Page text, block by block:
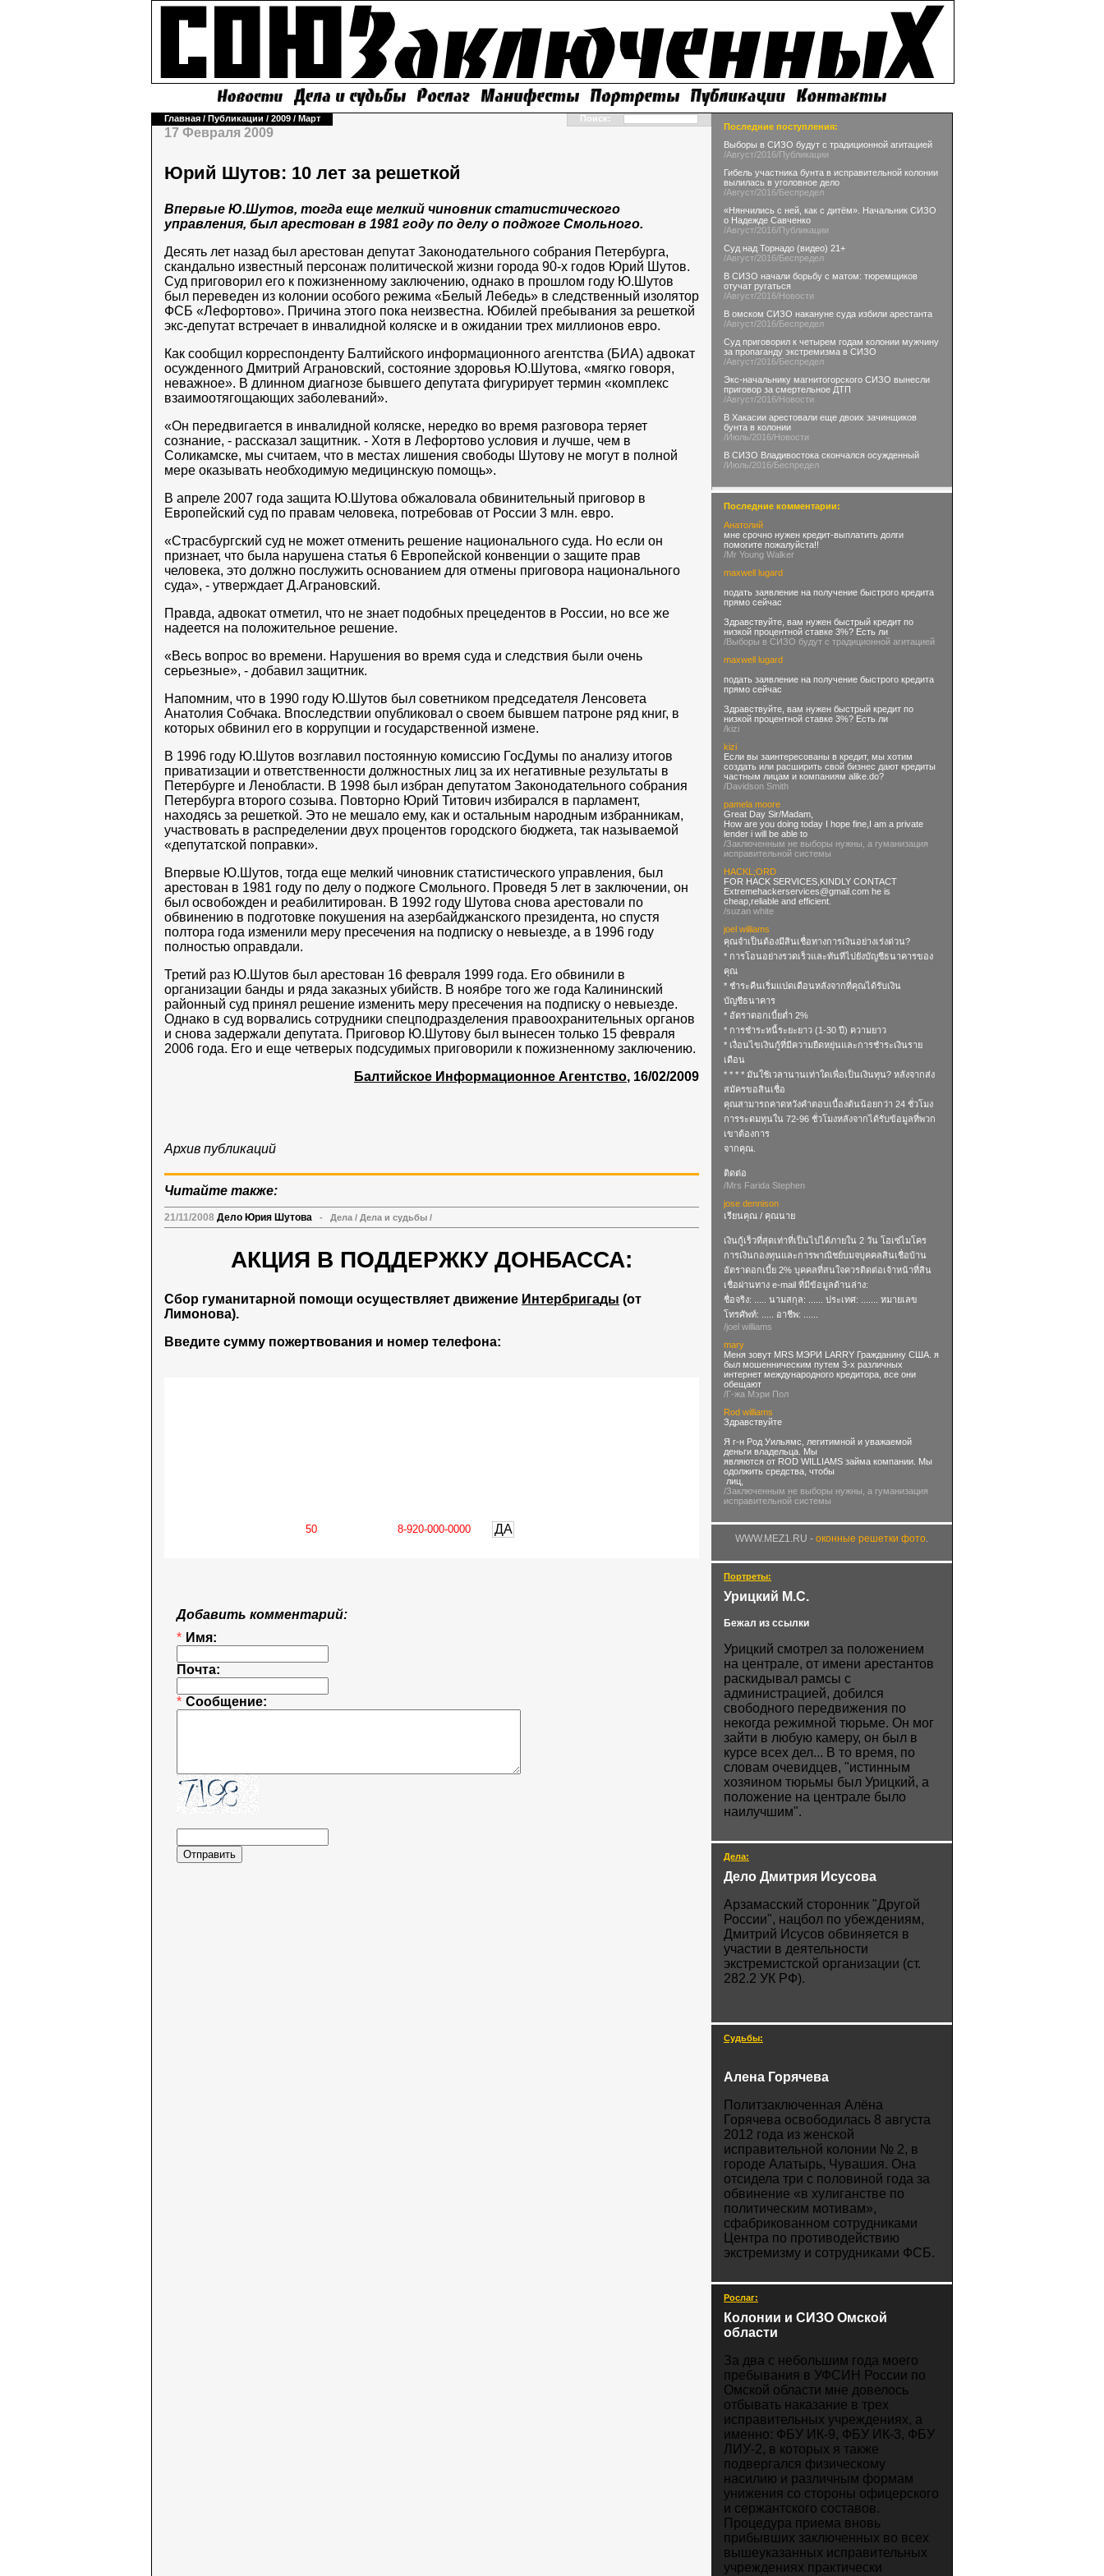
Главная / Публикации / 2009 / Март Поиск:
17 Февраля 2009
Юрий Шутов: 10 лет за решеткой
Впервые Ю.Шутов, тогда еще мелкий чиновник статистического
управления, был арестован в 1981 году по делу о поджоге Смольного.
Десять лет назад был арестован депутат Законодательного собрания Петербурга,
скандально известный персонаж политической жизни города 90-х годов Юрий Шутов.
Суд приговорил его к пожизненному заключению, однако в прошлом году Ю.Шутов
был переведен из колонии особого режима «Белый Лебедь» в следственный изолятор
ФСБ «Лефортово». Причина этого пока неизвестна. Юбилей пребывания за решеткой
экс-депутат встречает в инвалидной коляске и в ожидании трех миллионов евро.
Как сообщил корреспонденту Балтийского информационного агентства (БИА) адвокат
осужденного Дмитрий Аграновский, состояние здоровья Ю.Шутова, «мягко говоря,
неважное». В длинном диагнозе бывшего депутата фигурирует термин «комплекс
взаимоотягощающих заболеваний».
«Он передвигается в инвалидной коляске, нередко во время разговора теряет
сознание, - рассказал защитник. - Хотя в Лефортово условия и лучше, чем в
Соликамске, мы считаем, что в местах лишения свободы Шутову не могут в полной
мере оказывать необходимую медицинскую помощь».
В апреле 2007 года защита Ю.Шутова обжаловала обвинительный приговор в
Европейский суд по правам человека, потребовав от России 3 млн. евро.
«Страсбургский суд не может отменить решение национального суда. Но если он
признает, что была нарушена статья 6 Европейской конвенции о защите прав
человека, это должно послужить основанием для отмены приговора национального
суда», - утверждает Д.Аграновский.
Правда, адвокат отметил, что не знает подобных прецедентов в России, но все же
надеется на положительное решение.
«Весь вопрос во времени. Нарушения во время суда и следствия были очень
серьезные», - добавил защитник.
Напомним, что в 1990 году Ю.Шутов был советником председателя Ленсовета
Анатолия Собчака. Впоследствии опубликовал о своем бывшем патроне ряд книг, в
которых обвинил его в коррупции и государственной измене.
В 1996 году Ю.Шутов возглавил постоянную комиссию ГосДумы по анализу итогов
приватизации и ответственности должностных лиц за их негативные результаты в
Петербурге и Ленобласти. В 1998 был избран депутатом Законодательного собрания
Петербурга второго созыва. Повторно Юрий Титович избирался в парламент,
находясь за решеткой. Это не мешало ему, как и остальным народным избранникам,
участвовать в распределении двух процентов городского бюджета, так называемой
«депутатской поправки».
Впервые Ю.Шутов, тогда еще мелкий чиновник статистического управления, был
арестован в 1981 году по делу о поджоге Смольного. Проведя 5 лет в заключении, он
был освобожден и реабилитирован. В 1992 году Шутова снова арестовали по
обвинению в подготовке покушения на азербайджанского президента, но спустя
полтора года изменили меру пресечения на подписку о невыезде, а в 1996 году
полностью оправдали.
Третий раз Ю.Шутов был арестован 16 февраля 1999 года. Его обвинили в
организации банды и ряда заказных убийств. В ноябре того же года Калининский
районный суд принял решение изменить меру пресечения на подписку о невыезде.
Однако в суд ворвались сотрудники спецподразделения правоохранительных органов
и снова задержали депутата. Приговор Ю.Шутову был вынесен только 15 февраля
2006 года. Его и еще четверых подсудимых приговорили к пожизненному заключению.
Балтийское Информационное Агентство, 16/02/2009
Архив публикаций
Читайте также:
21/11/2008 Дело Юрия Шутова - Дела / Дела и судьбы /
АКЦИЯ В ПОДДЕРЖКУ ДОНБАССА:
Сбор гуманитарной помощи осуществляет движение Интербригады (от
Лимонова).
Введите сумму пожертвования и номер телефона:
ДА
Добавить комментарий:
* Имя:
Почта:
* Сообщение:
Последние поступления:
Выборы в СИЗО будут с традиционной агитацией
/Август/2016/Публикации
Гибель участника бунта в исправительной колонии
вылилась в уголовное дело
/Август/2016/Беспредел
«Нянчились с ней, как с дитём». Начальник СИЗО
о Надежде Савченко
/Август/2016/Публикации
Суд над Торнадо (видео) 21+
/Август/2016/Беспредел
В СИЗО начали борьбу с матом: тюремщиков
отучат ругаться
/Август/2016/Новости
В омском СИЗО накануне суда избили арестанта
/Август/2016/Беспредел
Суд приговорил к четырем годам колонии мужчину
за пропаганду экстремизма в СИЗО
/Август/2016/Беспредел
Экс-начальнику магнитогорского СИЗО вынесли
приговор за смертельное ДТП
/Август/2016/Новости
В Хакасии арестовали еще двоих зачинщиков
бунта в колонии
/Июль/2016/Новости
В СИЗО Владивостока скончался осужденный
/Июль/2016/Беспредел
Последние комментарии:
Анатолий
мне срочно нужен кредит-выплатить долги
помогите пожалуйста!!
/Mr Young Walker
maxwell lugard
подать заявление на получение быстрого кредита
прямо сейчас
Здравствуйте, вам нужен быстрый кредит по
низкой процентной ставке 3%? Есть ли
/Выборы в СИЗО будут с традиционной агитацией
maxwell lugard
подать заявление на получение быстрого кредита
прямо сейчас
Здравствуйте, вам нужен быстрый кредит по
низкой процентной ставке 3%? Есть ли
/kizi
kizi
Если вы заинтересованы в кредит, мы хотим
создать или расширить свой бизнес дают кредиты
частным лицам и компаниям alike.do?
/Davidson Smith
pamela moore
Great Day Sir/Madam,
How are you doing today I hope fine,I am a private
lender i will be able to
/Заключенным не выборы нужны, а гуманизация
исправительной системы
HACKL;ORD
FOR HACK SERVICES,KINDLY CONTACT
Extremehackerservices@gmail.com he is
cheap,reliable and efficient.
/suzan white
joel williams
คุณจำเป็นต้องมีสินเชื่อทางการเงินอย่างเร่งด่วน?
* การโอนอย่างรวดเร็วและทันทีไปยังบัญชีธนาคารของ
คุณ
* ชําระคืนเริ่มแปดเดือนหลังจากที่คุณได้รับเงิน
บัญชีธนาคาร
* อัตราดอกเบี้ยต่ำ 2%
* การชำระหนี้ระยะยาว (1-30 ปี) ความยาว
* เงื่อนไขเงินกู้ที่มีความยืดหยุ่นและการชำระเงินราย
เดือน
* * * * มันใช้เวลานานเท่าใดเพื่อเป็นเงินทุน? หลังจากส่ง
สมัครขอสินเชื่อ
คุณสามารถคาดหวังคำตอบเบื้องต้นน้อยกว่า 24 ชั่วโมง
การระดมทุนใน 72-96 ชั่วโมงหลังจากได้รับข้อมูลที่พวก
เขาต้องการ
จากคุณ.
ติดต่อ
/Mrs Farida Stephen
jose dennison
เรียนคุณ / คุณนาย
เงินกู้เร็วที่สุดเท่าที่เป็นไปได้ภายใน 2 วัน โฮเซ่ไมโคร
การเงินกองทุนและการพาณิชย์บมจบุคคลสินเชื่อบ้าน
อัตราดอกเบี้ย 2% บุคคลที่สนใจควรติดต่อเจ้าหน้าที่สิน
เชื่อผ่านทาง e-mail ที่มีข้อมูลด้านล่าง:
ชื่อจริง: ..... นามสกุล: ...... ประเทศ: ....... หมายเลข
โทรศัพท์: ..... อาชีพ: ......
/joel williams
mary
Меня зовут MRS МЭРИ LARRY Гражданину США. я
был мошенническим путем 3-х различных
интернет международного кредитора, все они
обещают
/Г-жа Мэри Пол
Rod williams
Здравствуйте
Я г-н Род Уильямс, легитимной и уважаемой
деньги владельца. Мы
являются от ROD WILLIAMS займа компании. Мы
одолжить средства, чтобы
лиц,
/Заключенным не выборы нужны, а гуманизация
исправительной системы
WWW.MEZ1.RU - оконные решетки фото.
Портреты:
Урицкий М.С.
Бежал из ссылки
Урицкий смотрел за положением
на централе, от имени арестантов
раскидывал рамсы с
администрацией, добился
свободного передвижения по
некогда режимной тюрьме. Он мог
зайти в любую камеру, он был в
курсе всех дел... В то время, по
словам очевидцев, "истинным
хозяином тюрьмы был Урицкий, а
положение на централе было
наилучшим".
Дела:
Дело Дмитрия Исусова
Арзамасский сторонник "Другой
России", нацбол по убеждениям,
Дмитрий Исусов обвиняется в
участии в деятельности
экстремистской организации (ст.
282.2 УК РФ).
Судьбы:
Алена Горячева
Политзаключенная Алёна
Горячева освободилась 8 августа
2012 года из женской
исправительной колонии № 2, в
городе Алатырь, Чувашия. Она
отсидела три с половиной года за
обвинение «в хулиганстве по
политическим мотивам»,
сфабрикованном сотрудниками
Центра по противодействию
экстремизму и сотрудниками ФСБ.
Рослаг:
Колонии и СИЗО Омской
области
За два с небольшим года моего
пребывания в УФСИН России по
Омской области мне довелось
отбывать наказание в трех
исправительных учреждениях, а
именно: ФБУ ИК-9, ФБУ ИК-3, ФБУ
ЛИУ-2, в которых я также
подвергался физическому
насилию и различным формам
унижения со стороны офицерского
и сержантского составов.
Процедура приема вновь
прибывших заключенных во всех
вышеуказанных исправительных
учреждениях практически